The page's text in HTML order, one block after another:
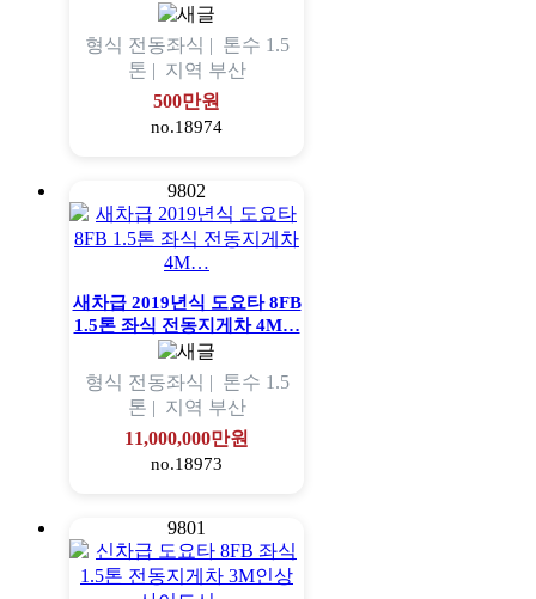
형식 전동좌식 | 톤수 1.5
톤 | 지역 부산
500만원
no.18974
9802
새차급 2019년식 도요타 8FB
1.5톤 좌식 전동지게차 4M…
형식 전동좌식 | 톤수 1.5
톤 | 지역 부산
11,000,000만원
no.18973
9801